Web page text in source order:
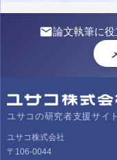
論文執筆に
ユサコの研究者支援サイト
ユサコ株式会社
〒106-0044